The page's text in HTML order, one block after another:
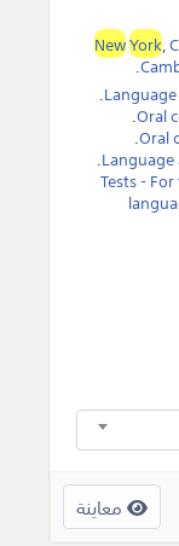
NewYork,
.
.
Oral
.
Oral
.
.
Tests -
معاينة